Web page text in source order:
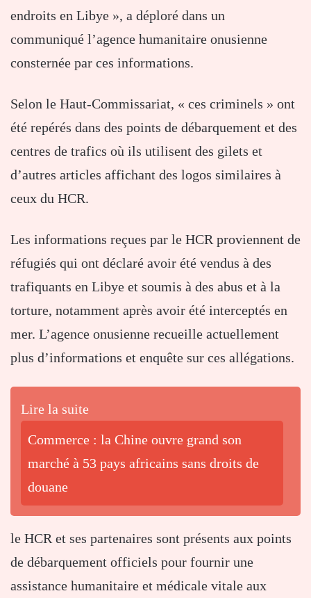
endroits en Libye », a déploré dans un
communiqué l’agence humanitaire onusienne
consternée par ces informations.
Selon le Haut-Commissariat, « ces criminels » ont
été repérés dans des points de débarquement et des
centres de trafics où ils utilisent des gilets et
d’autres articles affichant des logos similaires à
ceux du HCR.
Les informations reçues par le HCR proviennent de
réfugiés qui ont déclaré avoir été vendus à des
trafiquants en Libye et soumis à des abus et à la
torture, notamment après avoir été interceptés en
mer. L’agence onusienne recueille actuellement
plus d’informations et enquête sur ces allégations.
Lire la suite
Commerce : la Chine ouvre grand son
marché à 53 pays africains sans droits de
douane
le HCR et ses partenaires sont présents aux points
de débarquement officiels pour fournir une
assistance humanitaire et médicale vitale aux